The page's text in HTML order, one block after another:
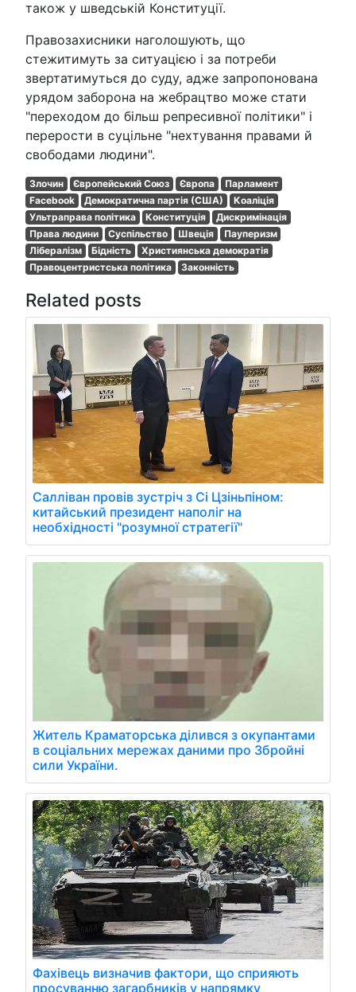
також у шведській Конституції.
Правозахисники наголошують, що
стежитимуть за ситуацією і за потреби
звертатимуться до суду, адже запропонована
урядом заборона на жебрацтво може стати
"переходом до більш репресивної політики" і
перерости в суцільне "нехтування правами й
свободами людини".
Злочин Європейський Союз Європа
Парламент
Facebook
Демократична партія (США)
Коаліція
Ультраправа політика
Конституція
Дискримінація
Права людини
Суспільство Швеція
Пауперизм
Лібералізм
Бідність
Християнська демократія
Правоцентристська політика
Законність
Related posts
Салліван провів зустріч з Сі Цзіньпіном:
китайський президент наполіг на
необхідності "розумної стратегії"
Житель Краматорська ділився з окупантами
в соціальних мережах даними про Збройні
сили України.
Фахівець визначив фактори, що сприяють
просуванню загарбників у напрямку